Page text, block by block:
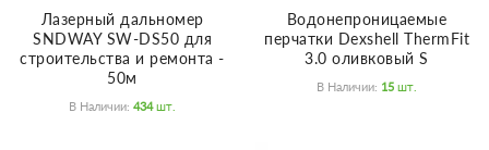
Лазерный дальномер
SNDWAY SW-DS50 для
строительства и ремонта -
50м
В Наличии: 434 Шт.
Водонепроницаемые
перчатки Dexshell ThermFit
3.0 оливковый S
В Наличии: 15 Шт.